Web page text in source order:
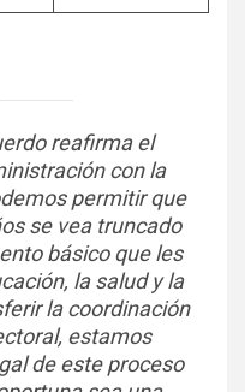
reafirma el
con la
permitir que
se vea truncado
básico que les
la salud y la
la coordinación
estamos
de este proceso